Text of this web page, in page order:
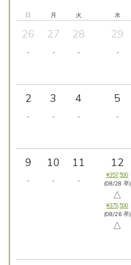
日 月 火 水
26
-
27
-
28
-
29
-
2
-
3
-
4
-
5
-
9
-
10
-
11
-
12
¥357,500
(08/28 卒)
△
¥379,500
(08/26 卒)
△